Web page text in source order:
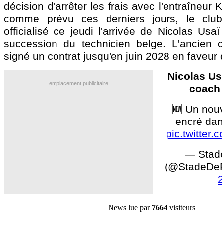
décision d'arrêter les frais avec l'entraîneur
comme prévu ces derniers jours, le
officialisé ce jeudi l'arrivée de Nicolas
succession du technicien belge. L'ancien
signé un contrat jusqu'en juin 2028 en faveur
emplacement publicitaire
Nicolas
coach
🆕 Un
encré
—
News lue par 7664 visiteurs